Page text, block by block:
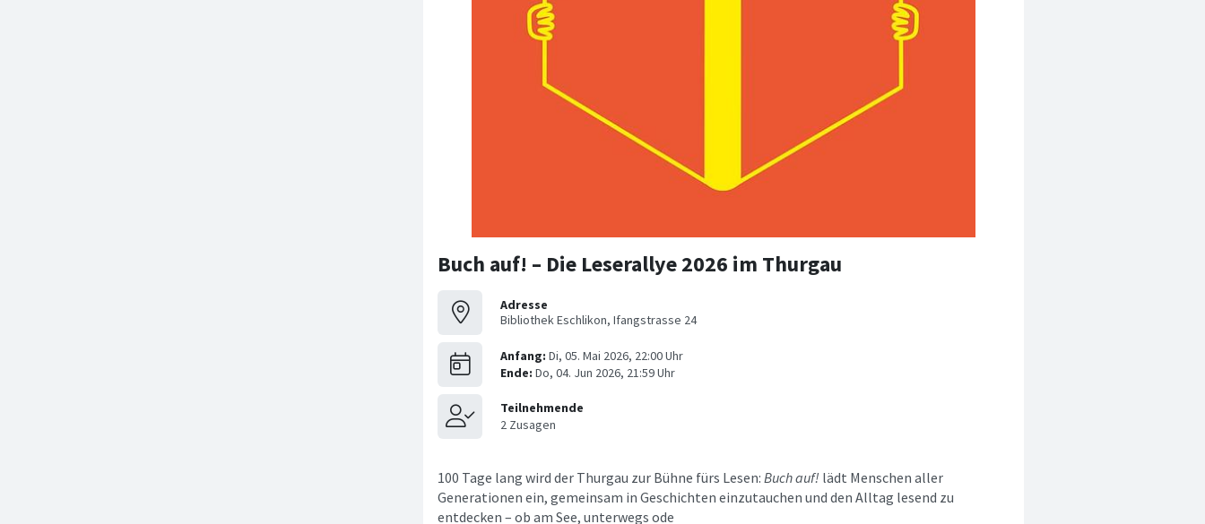
Buch auf! – Die Leserallye 2026 im Thurgau
Adresse
Bibliothek Eschlikon, Ifangstrasse 24
100 Tage lang wird der Thurgau zur Bühne fürs Lesen: Buch auf! lädt Menschen aller
Generationen ein, gemeinsam in Geschichten einzutauchen und den Alltag lesend zu
entdecken – ob am See, unterwegs ode